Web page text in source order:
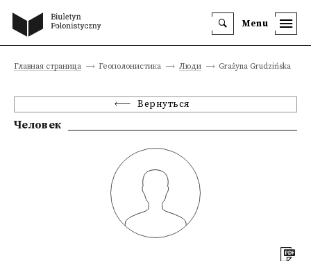
Menu
Главная страница Геополонистика Люди Grażyna Grudzińska
Вернуться
Человек